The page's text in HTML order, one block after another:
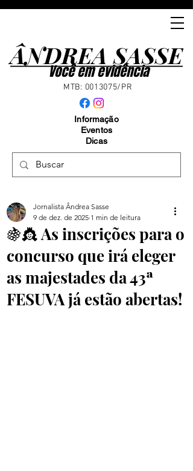
ÂNDREA SASSE
ÂNDREA SASSE
Você em evidência
MTB: 0013075/PR
Informação
Eventos
Dicas
🍇👸 As inscrições para o
concurso que irá eleger
as majestades da 43ª
FESUVA já estão abertas!
Jornalista Ândrea Sasse
9 de dez. de 2025 1 min de leitura